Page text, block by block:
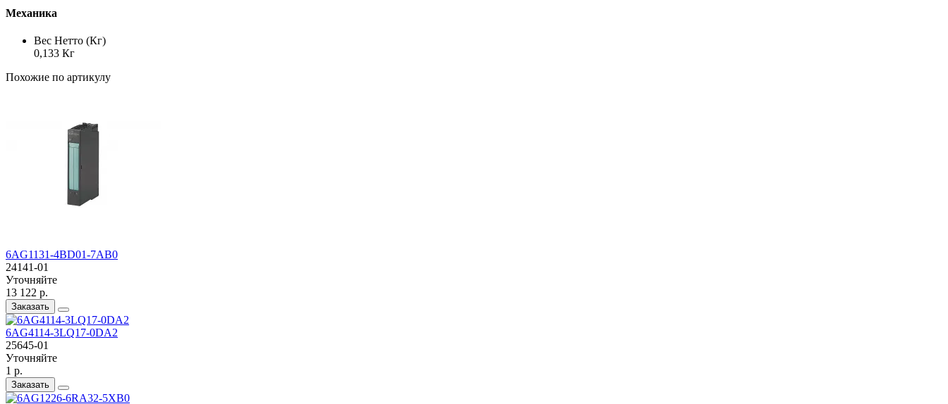
Механика
Вес Нетто (Кг)
0,133 Кг
Похожие по артикулу
6AG1131-4BD01-7AB0
24141-01
Уточняйте
13 122 р.
Заказать
6AG4114-3LQ17-0DA2
25645-01
Уточняйте
1 р.
Заказать